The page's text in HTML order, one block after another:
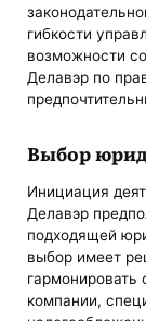
гибкости
возможности
Делавэр по
Выбор
Инициация
Делавэр
подходящей
выбор имеет
гармонировать
компании,